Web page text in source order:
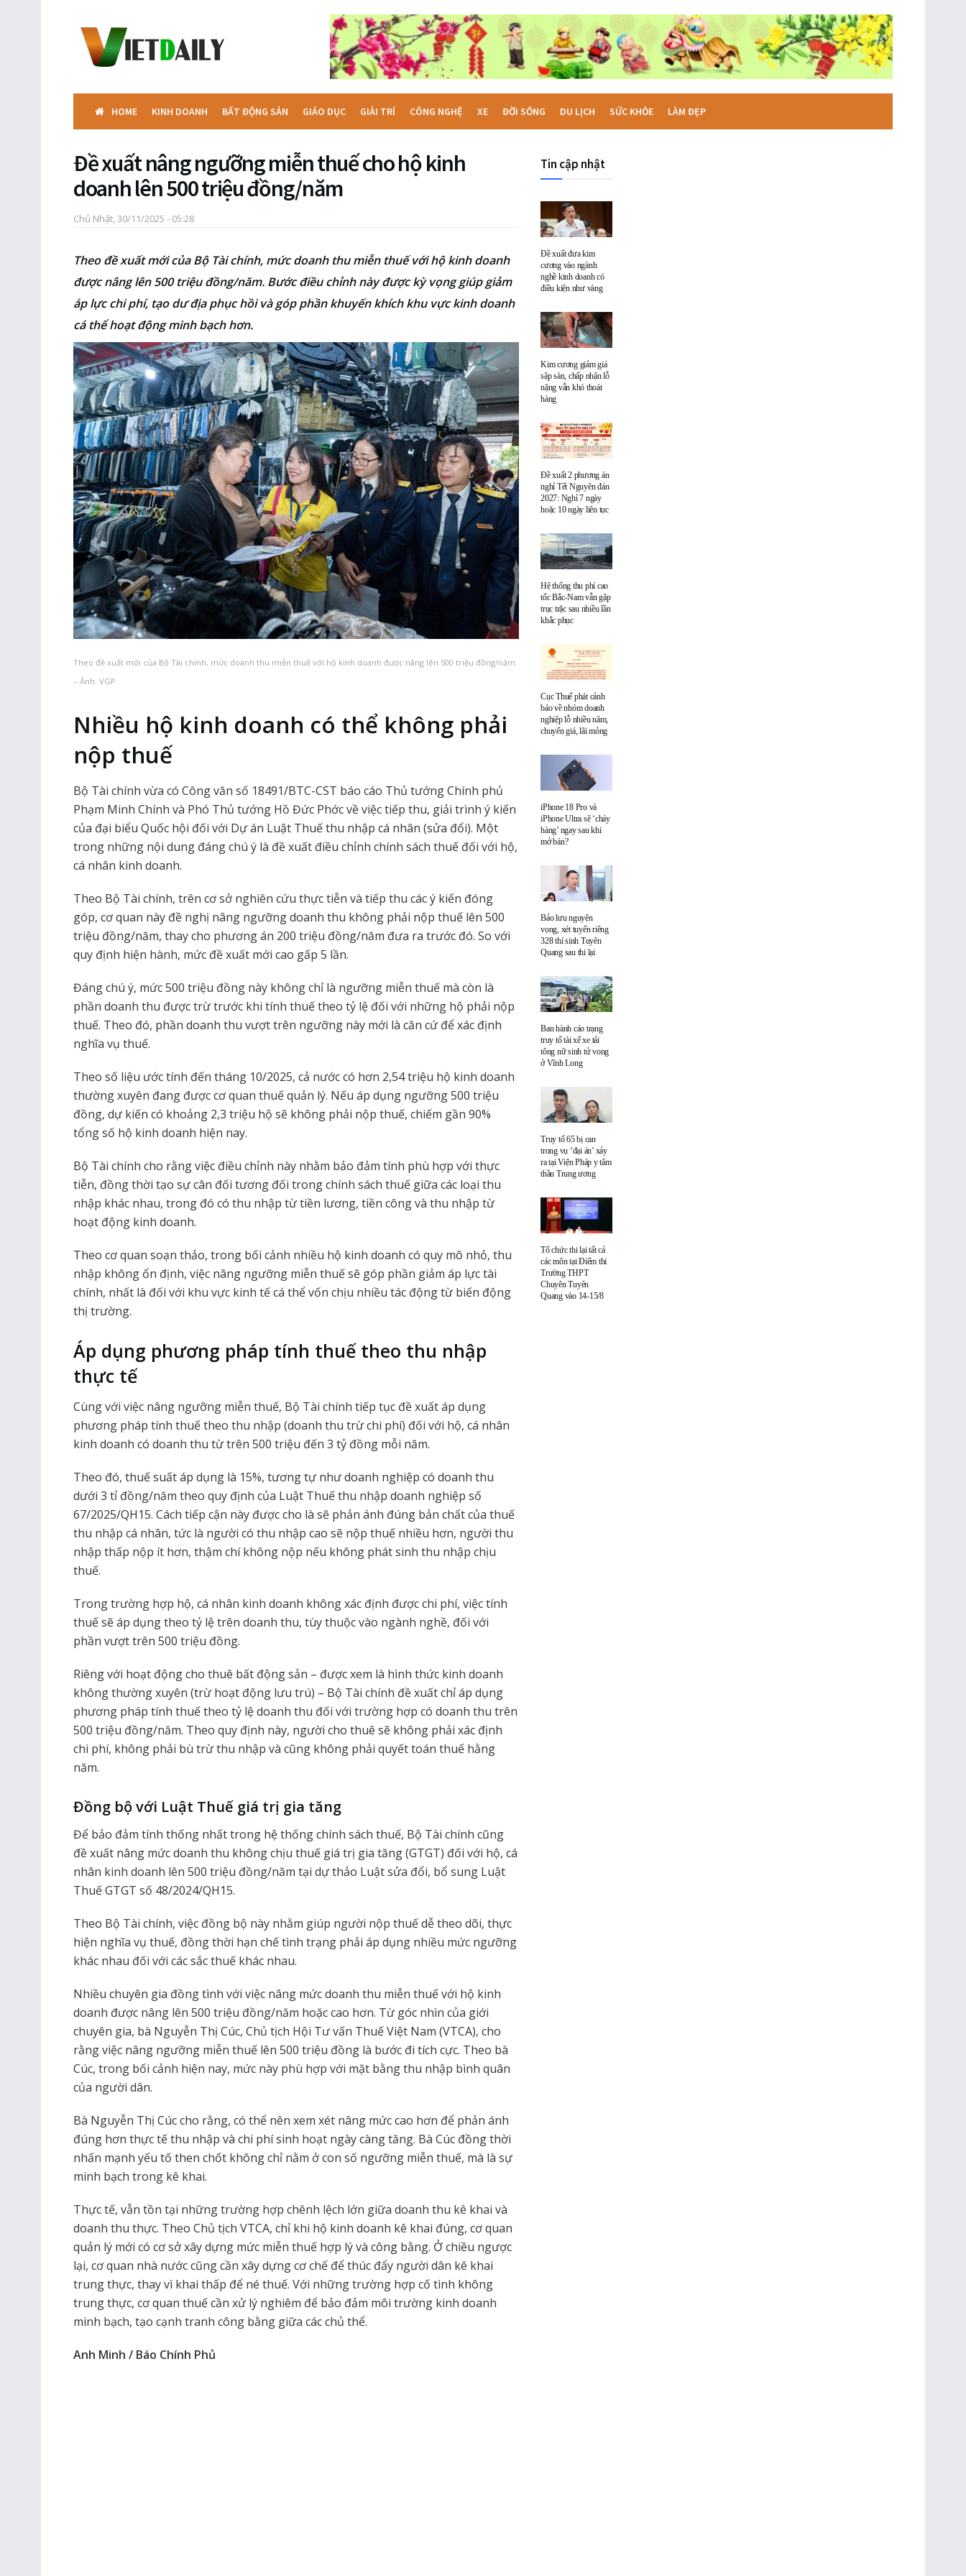
HOME KINH DOANH BẤT ĐỘNG SẢN GIÁO DỤC GIẢI TRÍ CÔNG NGHỆ XE ĐỜI SỐNG DU LỊCH SỨC KHỎE LÀM ĐẸP
Đề xuất nâng ngưỡng miễn thuế cho hộ kinh
doanh lên 500 triệu đồng/năm
Chủ Nhật, 30/11/2025 - 05:28
Theo đề xuất mới của Bộ Tài chính, mức doanh thu miễn thuế với hộ kinh doanh
được nâng lên 500 triệu đồng/năm. Bước điều chỉnh này được kỳ vọng giúp giảm
áp lực chi phí, tạo dư địa phục hồi và góp phần khuyến khích khu vực kinh doanh
cá thể hoạt động minh bạch hơn.
Theo đề xuất mới của Bộ Tài chính, mức doanh thu miễn thuế với hộ kinh doanh được nâng lên 500 triệu đồng/năm
– Ảnh: VGP
Nhiều hộ kinh doanh có thể không phải
nộp thuế
Bộ Tài chính vừa có Công văn số 18491/BTC-CST báo cáo Thủ tướng Chính phủ
Phạm Minh Chính và Phó Thủ tướng Hồ Đức Phớc về việc tiếp thu, giải trình ý kiến
của đại biểu Quốc hội đối với Dự án Luật Thuế thu nhập cá nhân (sửa đổi). Một
trong những nội dung đáng chú ý là đề xuất điều chỉnh chính sách thuế đối với hộ,
cá nhân kinh doanh.
Theo Bộ Tài chính, trên cơ sở nghiên cứu thực tiễn và tiếp thu các ý kiến đóng
góp, cơ quan này đề nghị nâng ngưỡng doanh thu không phải nộp thuế lên 500
triệu đồng/năm, thay cho phương án 200 triệu đồng/năm đưa ra trước đó. So với
quy định hiện hành, mức đề xuất mới cao gấp 5 lần.
Đáng chú ý, mức 500 triệu đồng này không chỉ là ngưỡng miễn thuế mà còn là
phần doanh thu được trừ trước khi tính thuế theo tỷ lệ đối với những hộ phải nộp
thuế. Theo đó, phần doanh thu vượt trên ngưỡng này mới là căn cứ để xác định
nghĩa vụ thuế.
Theo số liệu ước tính đến tháng 10/2025, cả nước có hơn 2,54 triệu hộ kinh doanh
thường xuyên đang được cơ quan thuế quản lý. Nếu áp dụng ngưỡng 500 triệu
đồng, dự kiến có khoảng 2,3 triệu hộ sẽ không phải nộp thuế, chiếm gần 90%
tổng số hộ kinh doanh hiện nay.
Bộ Tài chính cho rằng việc điều chỉnh này nhằm bảo đảm tính phù hợp với thực
tiễn, đồng thời tạo sự cân đối tương đối trong chính sách thuế giữa các loại thu
nhập khác nhau, trong đó có thu nhập từ tiền lương, tiền công và thu nhập từ
hoạt động kinh doanh.
Theo cơ quan soạn thảo, trong bối cảnh nhiều hộ kinh doanh có quy mô nhỏ, thu
nhập không ổn định, việc nâng ngưỡng miễn thuế sẽ góp phần giảm áp lực tài
chính, nhất là đối với khu vực kinh tế cá thể vốn chịu nhiều tác động từ biến động
thị trường.
Áp dụng phương pháp tính thuế theo thu nhập
thực tế
Cùng với việc nâng ngưỡng miễn thuế, Bộ Tài chính tiếp tục đề xuất áp dụng
phương pháp tính thuế theo thu nhập (doanh thu trừ chi phí) đối với hộ, cá nhân
kinh doanh có doanh thu từ trên 500 triệu đến 3 tỷ đồng mỗi năm.
Theo đó, thuế suất áp dụng là 15%, tương tự như doanh nghiệp có doanh thu
dưới 3 tỉ đồng/năm theo quy định của Luật Thuế thu nhập doanh nghiệp số
67/2025/QH15. Cách tiếp cận này được cho là sẽ phản ánh đúng bản chất của thuế
thu nhập cá nhân, tức là người có thu nhập cao sẽ nộp thuế nhiều hơn, người thu
nhập thấp nộp ít hơn, thậm chí không nộp nếu không phát sinh thu nhập chịu
thuế.
Trong trường hợp hộ, cá nhân kinh doanh không xác định được chi phí, việc tính
thuế sẽ áp dụng theo tỷ lệ trên doanh thu, tùy thuộc vào ngành nghề, đối với
phần vượt trên 500 triệu đồng.
Riêng với hoạt động cho thuê bất động sản – được xem là hình thức kinh doanh
không thường xuyên (trừ hoạt động lưu trú) – Bộ Tài chính đề xuất chỉ áp dụng
phương pháp tính thuế theo tỷ lệ doanh thu đối với trường hợp có doanh thu trên
500 triệu đồng/năm. Theo quy định này, người cho thuê sẽ không phải xác định
chi phí, không phải bù trừ thu nhập và cũng không phải quyết toán thuế hằng
năm.
Đồng bộ với Luật Thuế giá trị gia tăng
Để bảo đảm tính thống nhất trong hệ thống chính sách thuế, Bộ Tài chính cũng
đề xuất nâng mức doanh thu không chịu thuế giá trị gia tăng (GTGT) đối với hộ, cá
nhân kinh doanh lên 500 triệu đồng/năm tại dự thảo Luật sửa đổi, bổ sung Luật
Thuế GTGT số 48/2024/QH15.
Theo Bộ Tài chính, việc đồng bộ này nhằm giúp người nộp thuế dễ theo dõi, thực
hiện nghĩa vụ thuế, đồng thời hạn chế tình trạng phải áp dụng nhiều mức ngưỡng
khác nhau đối với các sắc thuế khác nhau.
Nhiều chuyên gia đồng tình với việc nâng mức doanh thu miễn thuế với hộ kinh
doanh được nâng lên 500 triệu đồng/năm hoặc cao hơn. Từ góc nhìn của giới
chuyên gia, bà Nguyễn Thị Cúc, Chủ tịch Hội Tư vấn Thuế Việt Nam (VTCA), cho
rằng việc nâng ngưỡng miễn thuế lên 500 triệu đồng là bước đi tích cực. Theo bà
Cúc, trong bối cảnh hiện nay, mức này phù hợp với mặt bằng thu nhập bình quân
của người dân.
Bà Nguyễn Thị Cúc cho rằng, có thể nên xem xét nâng mức cao hơn để phản ánh
đúng hơn thực tế thu nhập và chi phí sinh hoạt ngày càng tăng. Bà Cúc đồng thời
nhấn mạnh yếu tố then chốt không chỉ nằm ở con số ngưỡng miễn thuế, mà là sự
minh bạch trong kê khai.
Thực tế, vẫn tồn tại những trường hợp chênh lệch lớn giữa doanh thu kê khai và
doanh thu thực. Theo Chủ tịch VTCA, chỉ khi hộ kinh doanh kê khai đúng, cơ quan
quản lý mới có cơ sở xây dựng mức miễn thuế hợp lý và công bằng. Ở chiều ngược
lại, cơ quan nhà nước cũng cần xây dựng cơ chế để thúc đẩy người dân kê khai
trung thực, thay vì khai thấp để né thuế. Với những trường hợp cố tình không
trung thực, cơ quan thuế cần xử lý nghiêm để bảo đảm môi trường kinh doanh
minh bạch, tạo cạnh tranh công bằng giữa các chủ thể.
Anh Minh / Báo Chính Phủ
Tin cập nhật
Đề xuất đưa kim
cương vào ngành
nghề kinh doanh có
điều kiện như vàng
Kim cương giảm giá
sập sàn, chấp nhận lỗ
nặng vẫn khó thoát
hàng
Đề xuất 2 phương án
nghỉ Tết Nguyên đán
2027: Nghỉ 7 ngày
hoặc 10 ngày liên tục
Hệ thống thu phí cao
tốc Bắc-Nam vẫn gặp
trục trặc sau nhiều lần
khắc phục
Cục Thuế phát cảnh
báo về nhóm doanh
nghiệp lỗ nhiều năm,
chuyển giá, lãi mỏng
iPhone 18 Pro và
iPhone Ultra sẽ ‘cháy
hàng’ ngay sau khi
mở bán?
Bảo lưu nguyện
vọng, xét tuyển riêng
328 thí sinh Tuyên
Quang sau thi lại
Ban hành cáo trạng
truy tố tài xế xe tải
tông nữ sinh tử vong
ở Vĩnh Long
Truy tố 65 bị can
trong vụ ‘đại án’ xảy
ra tại Viện Pháp y tâm
thần Trung ương
Tổ chức thi lại tất cả
các môn tại Điểm thi
Trường THPT
Chuyên Tuyên
Quang vào 14-15/8